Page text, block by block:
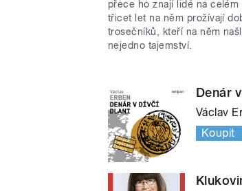
přece ho znají lidé na
třicet let na něm prožívají
trosečníků, kteří na něm
nejedno tajemství.
Denár
Václav
Koupit